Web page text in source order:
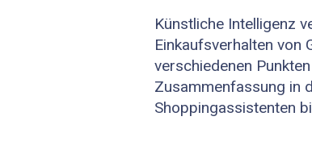
Künstliche Intelligenz
Einkaufsverhalten von
verschiedenen
Zusammenfassung in
Shoppingassistenten